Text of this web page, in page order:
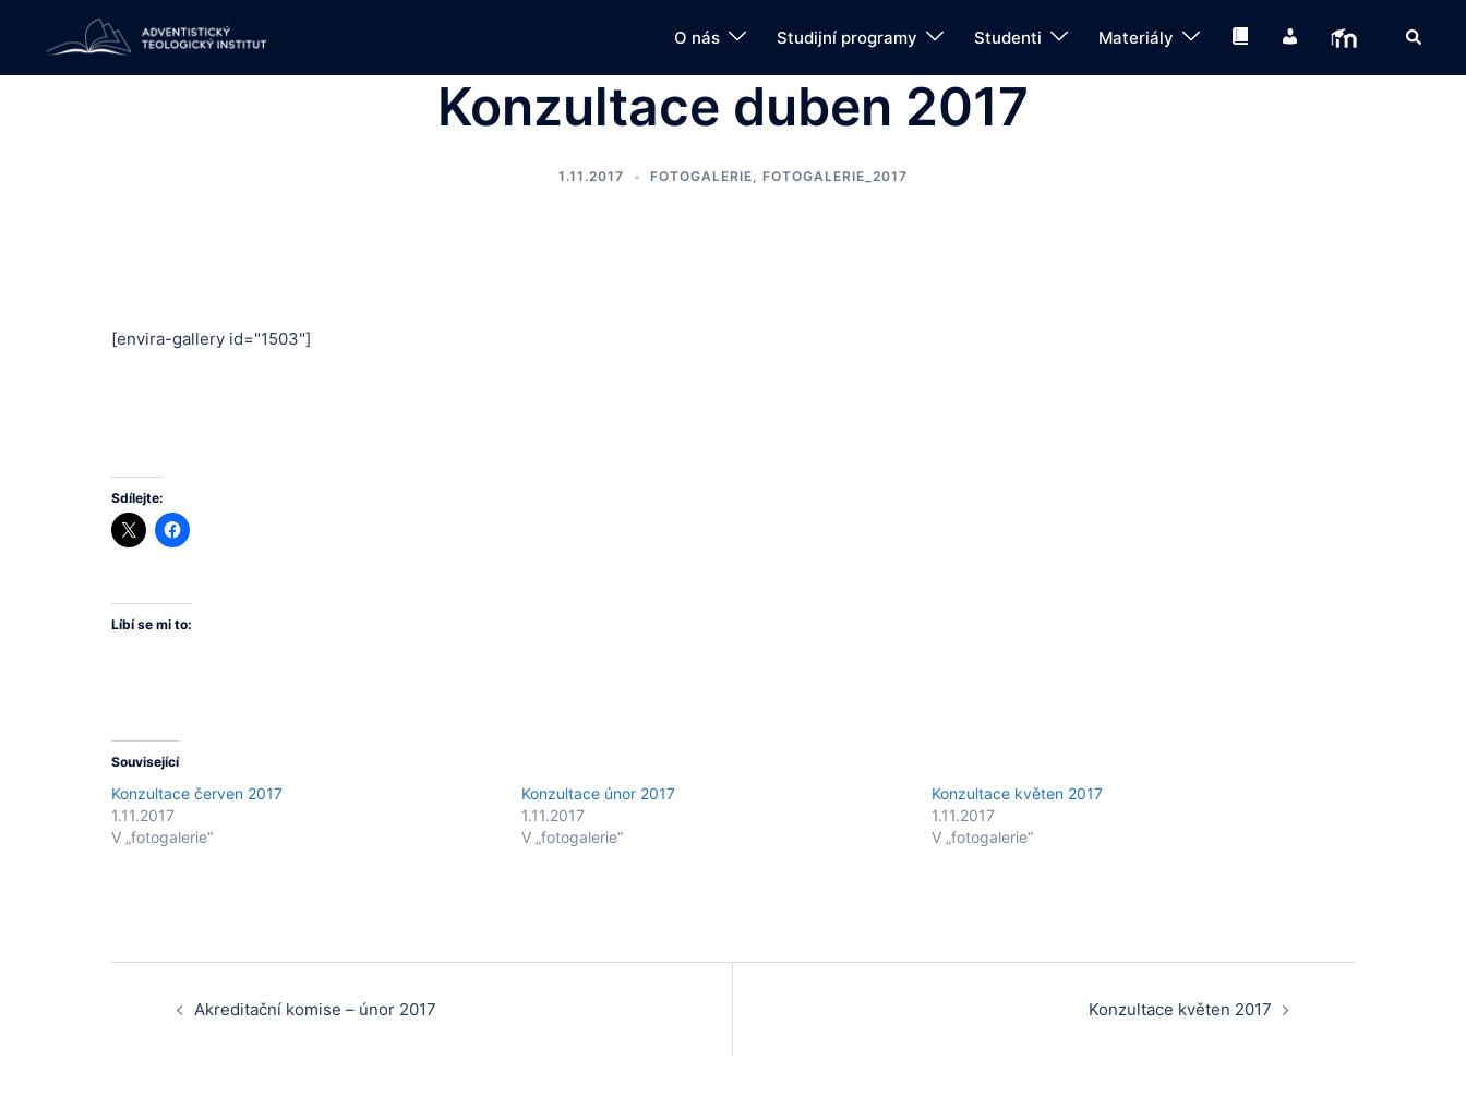
O nás Studijní programy Studenti Materiály Knihovna MoodleSearch
Konzultace duben 2017
1.11.2017 FOTOGALERIE, FOTOGALERIE_2017
[envira-gallery id="1503"]
Sdílejte:
Líbí se mi to:
Související
Konzultace červen 2017
1.11.2017
V „fotogalerie“
Konzultace únor 2017
1.11.2017
V „fotogalerie“
Konzultace květen 2017
1.11.2017
V „fotogalerie“
Akreditační komise – únor 2017 Konzultace květen 2017